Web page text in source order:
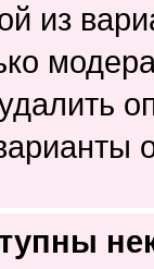
из